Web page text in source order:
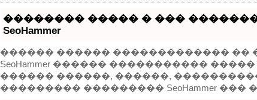
�������� ����� � ���
SeoHammer
������ ������ ������������� ��
SeoHammer ������ �����������
������ ������, ������,
��������� ��������� SeoHammer